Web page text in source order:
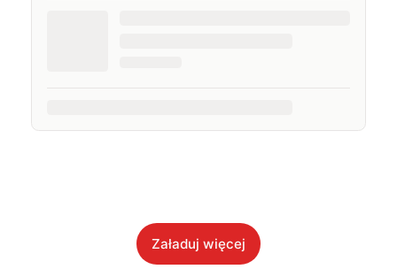
Załaduj więcej